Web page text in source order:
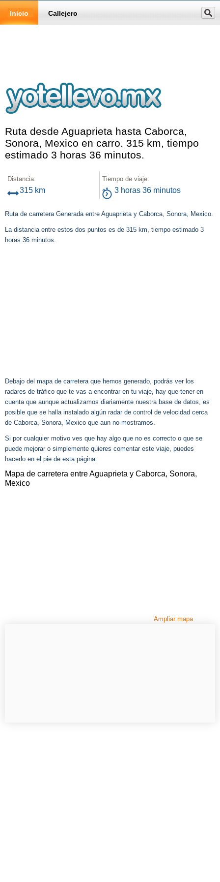
Inicio Callejero
Ruta desde Aguaprieta hasta Caborca,
Sonora, Mexico en carro. 315 km, tiempo
estimado 3 horas 36 minutos.
Distancia:
315 km
Tiempo de viaje:
3 horas 36 minutos
Ruta de carretera Generada entre Aguaprieta y Caborca, Sonora, Mexico.
La distancia entre estos dos puntos es de 315 km, tiempo estimado 3
horas 36 minutos.
Debajo del mapa de carretera que hemos generado, podrás ver los
radares de tráfico que te vas a encontrar en tu viaje, hay que tener en
cuenta que aunque actualizamos diariamente nuestra base de datos, es
posible que se halla instalado algún radar de control de velocidad cerca
de Caborca, Sonora, Mexico que aun no mostramos.
Si por cualquier motivo ves que hay algo que no es correcto o que se
puede mejorar o simplemente quieres comentar este viaje, puedes
hacerlo en el pie de esta página.
Mapa de carretera entre Aguaprieta y Caborca, Sonora,
Mexico
Ampliar mapa